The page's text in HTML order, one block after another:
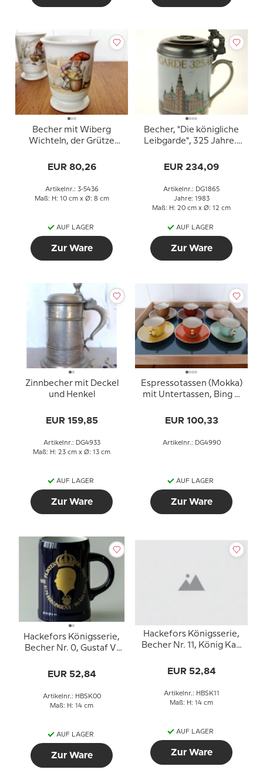
Becher mit Wiberg
Wichteln, der Grütze
Copenhagen Nr. 3-5436
EUR 80,26
Artikelnr.: 3-5436
Maß: H: 10 cm x Ø: 8 cm
AUF LAGER
Zur Ware
Becher, "Die königliche
Leibgarde", 325 Jahre.,
EUR 234,09
Artikelnr.: DG1865
Jahre: 1983
Maß: H: 20 cm x Ø: 12 cm
AUF LAGER
Zur Ware
Zinnbecher mit Deckel
und Henkel
EUR 159,85
Artikelnr.: DG4933
Maß: H: 23 cm x Ø: 13 cm
AUF LAGER
Zur Ware
Espressotassen (Mokka)
mit Untertassen, Bing &
passenden Farben.**
EUR 100,33
Artikelnr.: DG4990
AUF LAGER
Zur Ware
Hackefors Königsserie,
Becher Nr. 0, Gustaf VI
EUR 52,84
Artikelnr.: HBSK00
Maß: H: 14 cm
AUF LAGER
Zur Ware
Hackefors Königsserie,
Becher Nr. 11, König Karl
EUR 52,84
Artikelnr.: HBSK11
Maß: H: 14 cm
AUF LAGER
Zur Ware